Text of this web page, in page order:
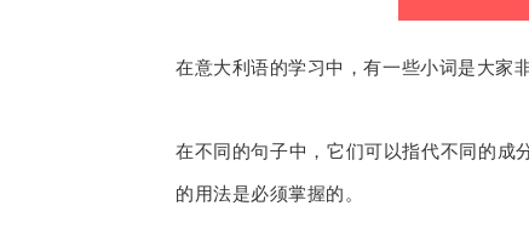
在意大利语的学习中，有一些小词是大家
在不同的句子中，它们可以指代不同的成
的用法是必须掌握的。